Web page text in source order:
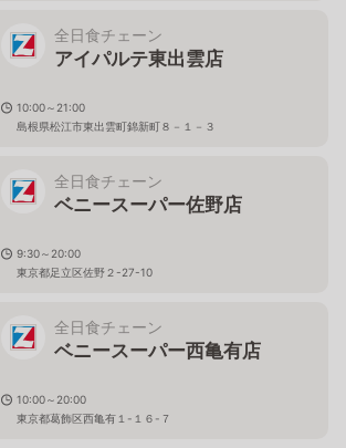
全日食チェーン
アイパルテ東出雲店
10:00～21:00
島根県松江市東出雲町錦新町８－１－３
全日食チェーン
ベニースーパー佐野店
9:30～20:00
東京都足立区佐野２-27-10
全日食チェーン
ベニースーパー西亀有店
10:00～20:00
東京都葛飾区西亀有１-１６-７